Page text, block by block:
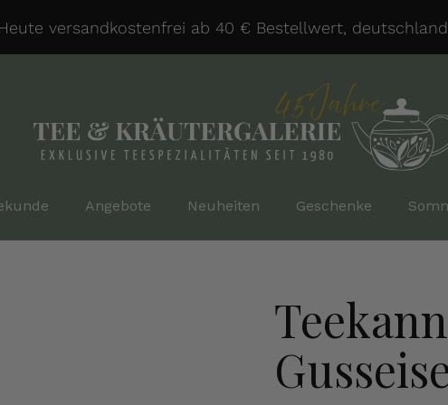
versandkostenfrei ab 40 € Bestellwert,
Angebote Neuheiten Geschenke